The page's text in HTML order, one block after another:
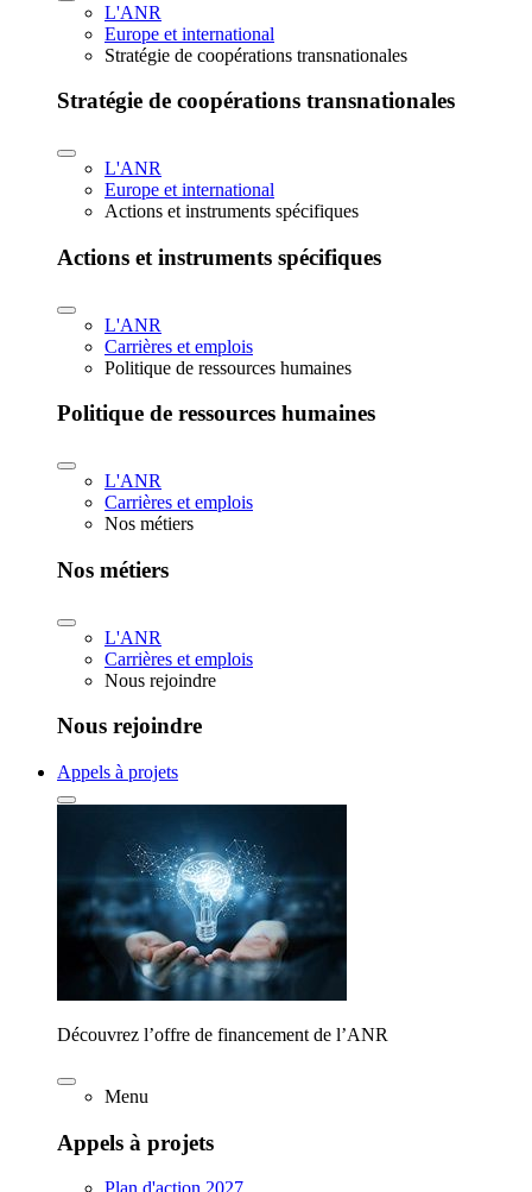
L'ANR
Europe et international
Stratégie de coopérations transnationales
Stratégie de coopérations transnationales
L'ANR
Europe et international
Actions et instruments spécifiques
Actions et instruments spécifiques
L'ANR
Carrières et emplois
Politique de ressources humaines
Politique de ressources humaines
L'ANR
Carrières et emplois
Nos métiers
Nos métiers
L'ANR
Carrières et emplois
Nous rejoindre
Nous rejoindre
Appels à projets
Découvrez l’offre de financement de l’ANR
Menu
Appels à projets